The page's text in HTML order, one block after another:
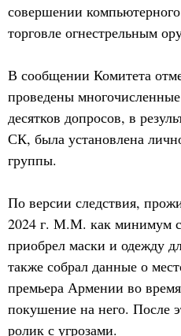
совершении
торговле огнестрельным
В сообщении Комитета
проведены
десятков допросов, в
СК, была установлена
группы.
По версии следствия,
2024 г. М.М. как минимум
приобрел маски и одежду
также собрал данные о
премьера Армении во
покушение на него. После
ролик с угрозами.